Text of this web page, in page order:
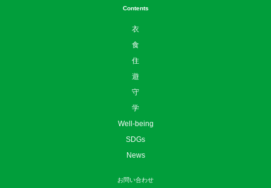
Contents
衣
食
住
遊
守
学
Well-being
SDGs
News
お問い合わせ